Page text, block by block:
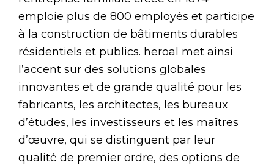
emploie plus de 800 employés et participe
à la construction de bâtiments durables
résidentiels et publics. heroal met ainsi
l’accent sur des solutions globales
innovantes et de grande qualité pour les
fabricants, les architectes, les bureaux
d’études, les investisseurs et les maîtres
d’œuvre, qui se distinguent par leur
qualité de premier ordre, des options de